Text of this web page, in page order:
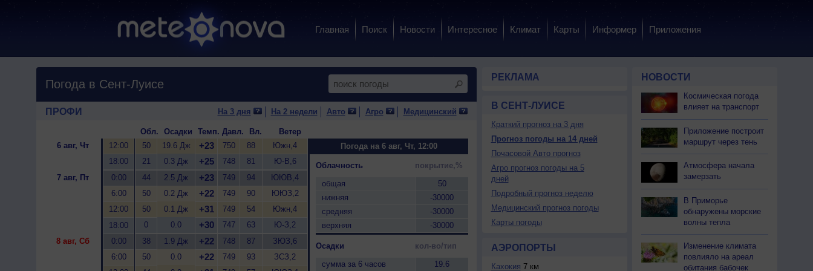
Главная Поиск Новости Интересное Климат Карты Информер Приложения
Погода в Сент-Луисе
ПРОФИ На 3 дня На 2 недели Авто Агро Медицинский
Обл. Осадки Темп. Давл. Вл.
Ветер
6 авг, Чт
12:00 50 19.6 Дж +23 750 88
Южн,4
18:00
21 0.3 Дж +25 748 81
Ю-В,6
7 авг, Пт
0:00 44 2.5 Дж +23 749 94
ЮЮВ,4
6:00
50 0.2 Дж +22 749 90
ЮЮЗ,2
12:00
50 0.1 Дж +31 749 54
Южн,4
18:00
0 0.0 +30 747 63
Ю-З,2
8 авг, Сб
0:00 38 1.9 Дж +22 748 87
ЗЮЗ,6
6:00
50 0.0 +22 749 93
ЗСЗ,2
Погода на 6 авг, Чт, 12:00
Облачность
покрытие,%
общая
50
нижняя
-30000
средняя
-30000
верхняя
-30000
Осадки
кол-во/тип
сумма за 6 часов
19.6
РЕКЛАМА
В СЕНТ-ЛУИСЕ
Краткий прогноз на 3 дня
Прогноз погоды на 14 дней
Почасовой Авто прогноз
Агро прогноз погоды на 5
дней
Подробный прогноз неделю
Медицинский прогноз погоды
Карты погоды
АЭРОПОРТЫ
Кахокия 7 км
НОВОСТИ
Космическая погода
влияет на транспорт
Приложение построит
маршрут через тень
Атмосфера начала
замерзать
В Приморье
обнаружены морские
волны тепла
Изменение климата
повлияло на ареал
обитания бабочек